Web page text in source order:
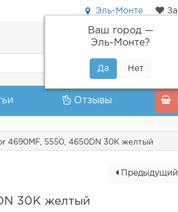
Эль-Монте
Ваш город —
Эль-Монте?
+7(800)
Отзывы
4690MF, 5550, 4650DN 30K желтый
Предыдущий
30K желтый